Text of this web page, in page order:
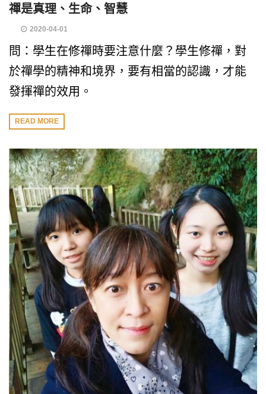
禪是真理、生命、智慧
2020-04-01
問：學生在修禪時要注意什麼？學生修禪，對
於禪學的精神和境界，要有相當的認識，才能
發揮禪的效用。
READ MORE